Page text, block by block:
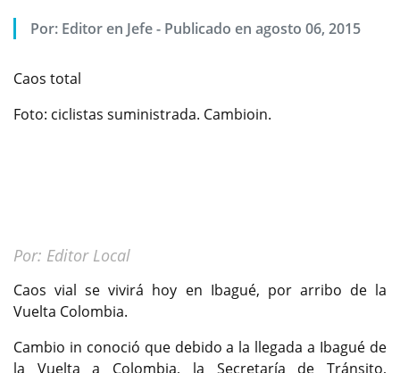
Por: Editor en Jefe- Publicado en agosto 06, 2015
Caos total
Foto: ciclistas suministrada. Cambioin.
Por: Editor Local
Caos vial se vivirá hoy en Ibagué, por arribo de la
Vuelta Colombia.
Cambio in conoció que debido a la llegada a Ibagué de
la Vuelta a Colombia, la Secretaría de Tránsito,